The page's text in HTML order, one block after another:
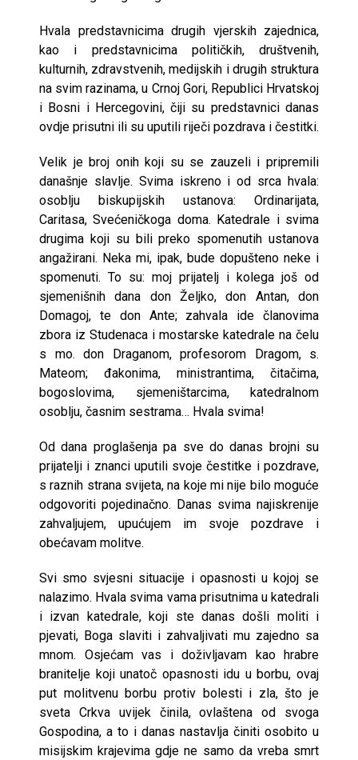
Hvala predstavnicima drugih vjerskih zajednica,
kao i predstavnicima političkih, društvenih,
kulturnih, zdravstvenih, medijskih i drugih struktura
na svim razinama, u Crnoj Gori, Republici Hrvatskoj
i Bosni i Hercegovini, čiji su predstavnici danas
ovdje prisutni ili su uputili riječi pozdrava i čestitki.
Velik je broj onih koji su se zauzeli i pripremili
današnje slavlje. Svima iskreno i od srca hvala:
osoblju biskupijskih ustanova: Ordinarijata,
Caritasa, Svećeničkoga doma. Katedrale i svima
drugima koji su bili preko spomenutih ustanova
angažirani. Neka mi, ipak, bude dopušteno neke i
spomenuti. To su: moj prijatelj i kolega još od
sjemenišnih dana don Željko, don Antan, don
Domagoj, te don Ante; zahvala ide članovima
zbora iz Studenaca i mostarske katedrale na čelu
s mo. don Draganom, profesorom Dragom, s.
Mateom; đakonima, ministrantima, čitačima,
bogoslovima, sjemeništarcima, katedralnom
osoblju, časnim sestrama… Hvala svima!
Od dana proglašenja pa sve do danas brojni su
prijatelji i znanci uputili svoje čestitke i pozdrave,
s raznih strana svijeta, na koje mi nije bilo moguće
odgovoriti pojedinačno. Danas svima najiskrenije
zahvaljujem, upućujem im svoje pozdrave i
obećavam molitve.
Svi smo svjesni situacije i opasnosti u kojoj se
nalazimo. Hvala svima vama prisutnima u katedrali
i izvan katedrale, koji ste danas došli moliti i
pjevati, Boga slaviti i zahvaljivati mu zajedno sa
mnom. Osjećam vas i doživljavam kao hrabre
branitelje koji unatoč opasnosti idu u borbu, ovaj
put molitvenu borbu protiv bolesti i zla, što je
sveta Crkva uvijek činila, ovlaštena od svoga
Gospodina, a to i danas nastavlja činiti osobito u
misijskim krajevima gdje ne samo da vreba smrt